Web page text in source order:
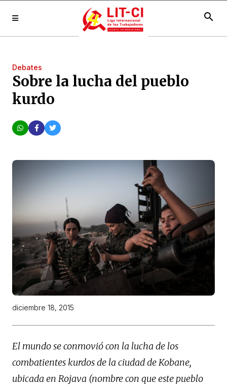
search
Debates
Sobre la lucha del pueblo
kurdo
diciembre 18, 2015
El mundo se conmovió con la lucha de los
combatientes kurdos de la ciudad de Kobane,
ubicada en Rojava (nombre con que este pueblo